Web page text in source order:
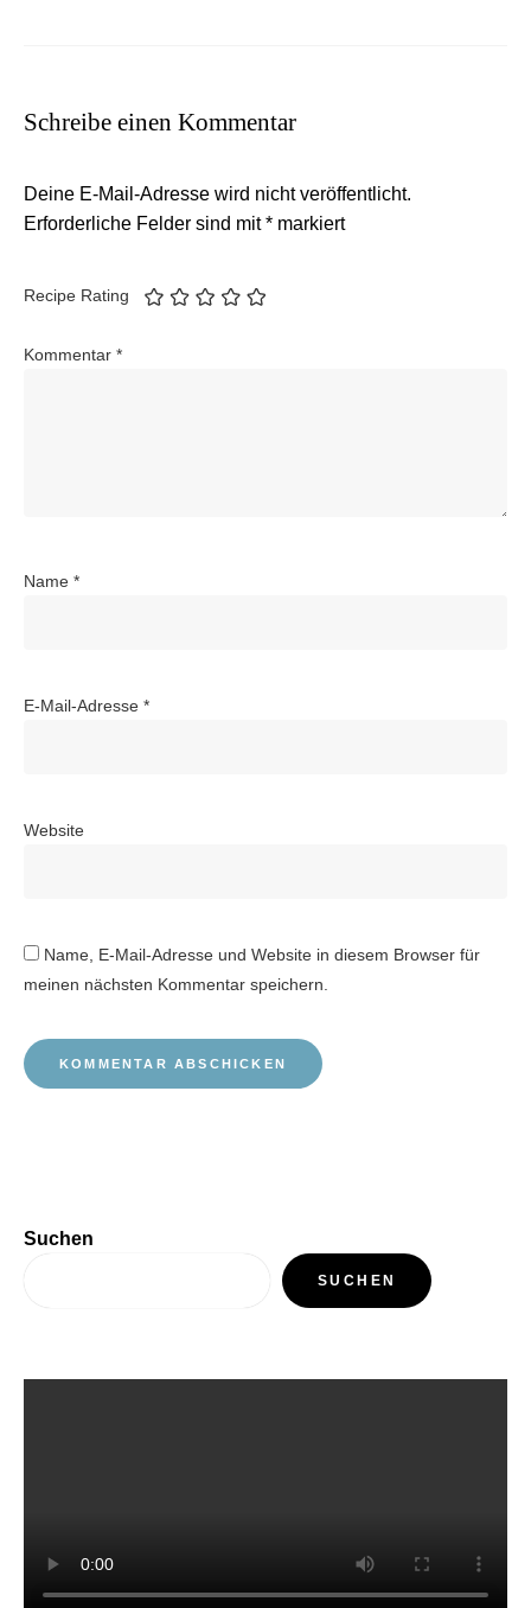
Schreibe einen Kommentar
Deine E-Mail-Adresse wird nicht veröffentlicht.
Erforderliche Felder sind mit* markiert
Recipe Rating
Kommentar *
Name *
E-Mail-Adresse *
Website
Name, E-Mail-Adresse und Website in diesem Browser für
meinen nächsten Kommentar speichern.
Suchen
SUCHEN